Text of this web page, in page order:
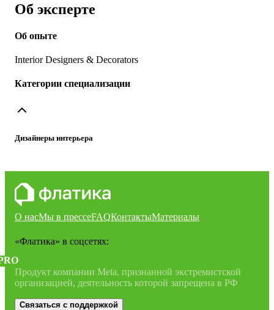
Об эксперте
Об опыте
Interior Designers & Decorators
Категории специализации
Дизайнеры интерьера
О насМы в прессеFAQКонтактыМатериалы
«Флатика» в соцсетях:
Продукт компании Meta, признанной экстремистской
организацией, деятельность которой запрещена в РФ
Связаться с поддержкой